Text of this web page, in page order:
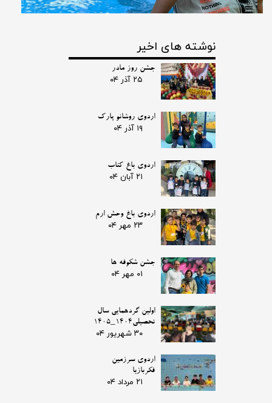
نوشته های اخیر
جشن روز مادر
۲۵ آذر ۰۴
اردوی روشانو پارک
۱۹ آذر ۰۴
اردوی باغ کتاب
۲۱ آبان ۰۴
اردوی باغ وحش ارم
۲۳ مهر ۰۴
جشن شکوفه ها
۰۱ مهر ۰۴
اولین گردهمایی سال
تحصیلی1404_1405
۳۰ شهریور ۰۴
اردوی سرزمین
فکربازیا
۲۱ مرداد ۰۴